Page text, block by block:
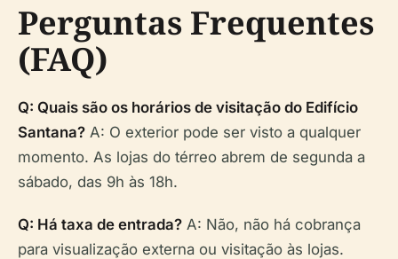
Perguntas Frequentes
(FAQ)
Q: Quais são os horários de visitação do Edifício
Santana? A: O exterior pode ser visto a qualquer
momento. As lojas do térreo abrem de segunda a
sábado, das 9h às 18h.
Q: Há taxa de entrada? A: Não, não há cobrança
para visualização externa ou visitação às lojas.